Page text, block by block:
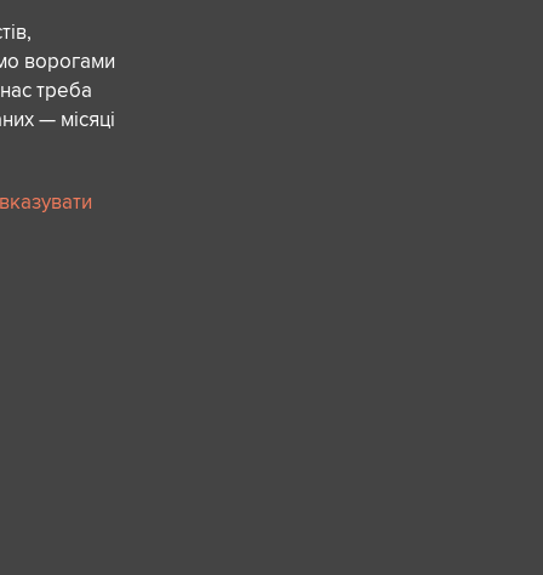
ворогами
треба
— місяці